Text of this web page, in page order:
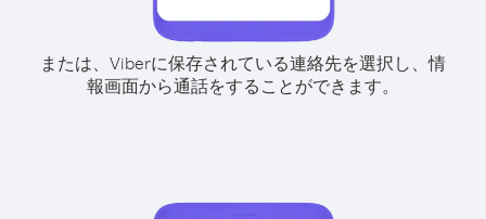
または、Viberに保存されている連絡先を選択し、情
報画面から通話をすることができます。